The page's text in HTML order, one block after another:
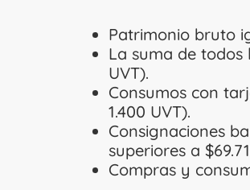
Patrimonio bruto
La suma de todos
UVT).
Consumos con
1.400 UVT).
Consignaciones
superiores a
Compras y